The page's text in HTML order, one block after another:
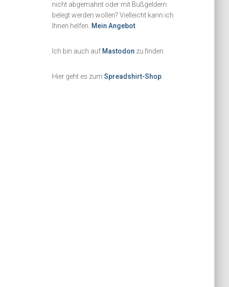
nicht abgemahnt oder mit Bußgeldern
belegt werden wollen? Vielleicht kann ich
Ihnen helfen. Mein Angebot
Ich bin auch auf Mastodon zu finden.
Hier geht es zum Spreadshirt-Shop.